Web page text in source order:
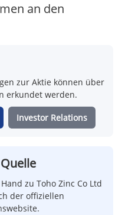
an den
zur Aktie können über
erkundet werden.
Investor Relations
zu Toho Zinc Co Ltd
der offiziellen